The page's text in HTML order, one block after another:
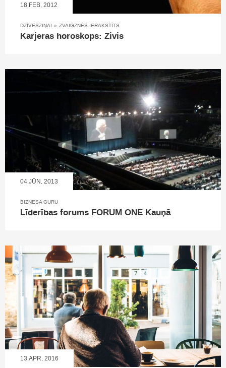
18.FEB, 2012
DZĪVESZIŅAI » ZVAIGZNĒS IERAKSTĪTS
Karjeras horoskops: Zivis
04.JŪN, 2013
BIZNESA GURU
Līderības forums FORUM ONE Kauņā
13.APR, 2016